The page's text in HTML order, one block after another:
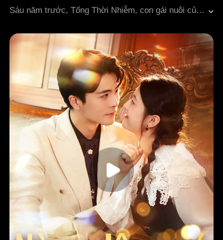
Ngôn tình cổ đại
Sáu năm trước, Tống Thời Nhiễm, con gái nuôi của phủ Tướng quân bị người em họ Tiêu Vũ Miên bày mưu hãm hại, vô tình phát sinh quan hệ với anh trai nuôi Tống Tử Hàng và mang thai. Vì muốn bảo vệ danh dự gia tộc, nàng chọn cách im lặng, che giấu toàn bộ sự thật. Thế nhưng, nàng lại bị vu oan thông đồng với địch, cuối cùng bị đưa sang nước địch, sống kiếp nô tỳ, âm thầm nuôi dưỡng con gái Tống Châu Châu trong tủi nhục suốt sáu năm. Sáu năm sau, Châu Châu trốn khỏi quân địch trở về nước Tề cầu cứu, được Tống Tử Hàng cứu giúp. Tuy nhiên, dưới sự xúi giục và khiêu khích của Tiêu Vũ Miên, hiểu lầm giữa hai người càng thêm sâu sắc. Khi Tống Tử Hàng chuẩn bị tấn công thành, Châu Châu vượt ngục đi cứu mẹ, nhưng tận mắt chứng kiến cảnh mẹ bị quân địch đẩy xuống lầu thành. Tống Thời Nhiễm may mắn sống sót, nhưng lại bị bắt giam trở lại cùng con gái. Tống Tử Hàng vẫn mù quáng tin lời Tiêu Vũ Miên. Cuối cùng, sự thật được tiết lộ bởi cấp trên của Tống Tử Hàng Tiêu Bá Ngạn: Tống Thời Nhiễm thực chất là con gái thất lạc của nhà họ Tiêu, còn Tiêu Vũ Miên nhiều lần giăng bẫy, dối trá hãm hại người khác, tội ác bị vạch trần. Tống Tử Hàng hối hận thì đã muộn. Tống Thời Nhiễm thân thể và tinh thần đều tổn thương nặng nề. Dưới sự bảo vệ của cha ruột và anh trai ruột, nàng mang theo con gái rời khỏi chốn xưa, quyết tuyệt quá khứ, đoạn tuyệt mọi nợ duyên cũ.